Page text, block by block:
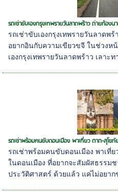
รถเช่าขับเองกรุงเทพรายวันลาดพร้าว ถ่ายท้อง
รถเช่าขับเองกรุงเทพรายวันลาดพ
อยากอินกับความเขียวขจี ในช่วงห
เองกรุงเทพรายวันลาดพร้าว เลาะ
รถเช่าพร้อมคนขับดอนเมือง พาเที่ยว ตาก-สุโขทั
รถเช่าพร้อมคนขับดอนเมือง พาเที่
ในดอนเมือง ที่อยากจะสัมผัสธรร
ประวัติศาสตร์ ด้วยแล้ว แค่ไม่อยา